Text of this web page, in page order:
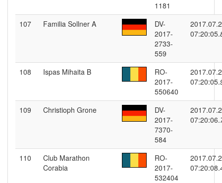
1181
107 Familia Sollner A
DV-
2017-
2733-
559
07:20:05.
108 Ispas Mihaita B
RO-
2017-
550640
07:20:05.
109 Christioph Grone
DV-
2017-
7370-
584
07:20:06.
110
Club Marathon
Corabia
RO-
2017-
532404
07:20:08.